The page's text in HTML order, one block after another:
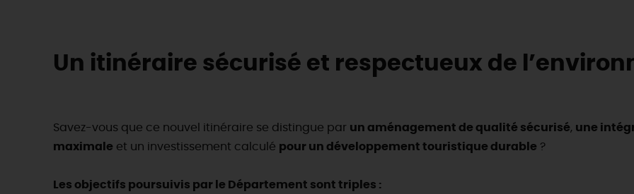
Un itinéraire sécurisé et respectueux de
Savez-vous que ce nouvel itinéraire se distingue par un aménagement de qualité sécurisé, une
maximale et un investissement calculé pour un développement touristique durable ?
Les objectifs poursuivis par le Département sont triples :